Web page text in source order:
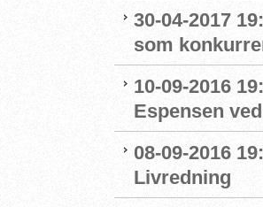
30-04-2017
som
10-09-2016
Espensen
08-09-2016
Livredning